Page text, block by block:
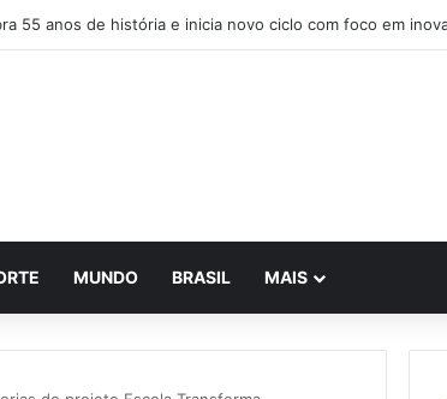
histórica e avança no planejamento de novos projetos e
MUNDO BRASIL MAIS